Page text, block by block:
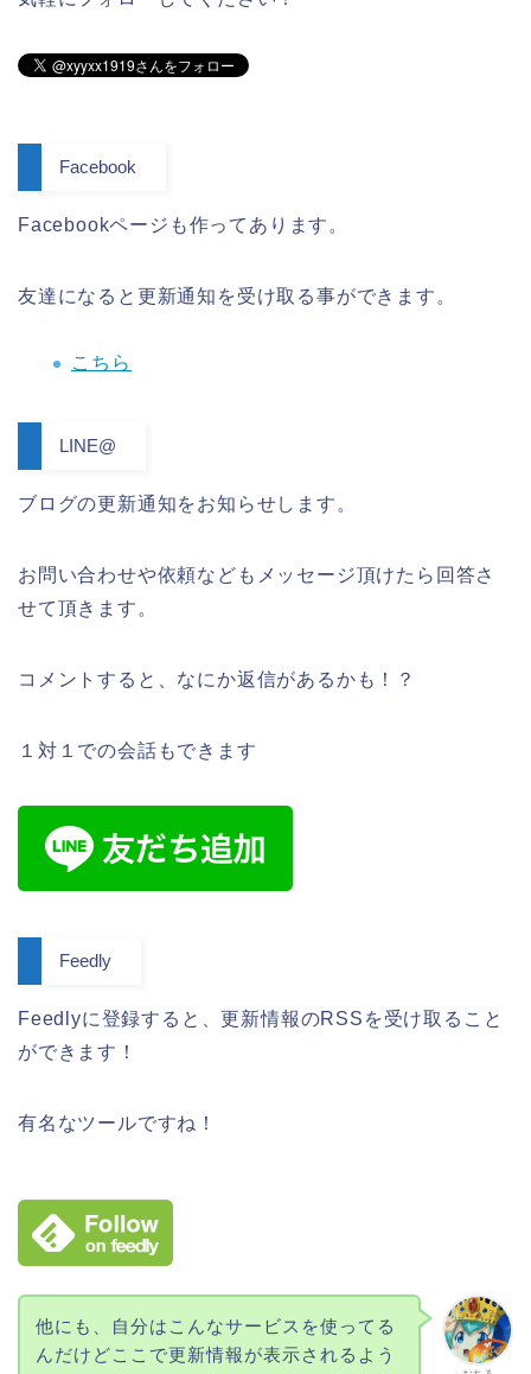
Facebook
Facebookページも作ってあります。
友達になると更新通知を受け取る事ができます。
こちら
LINE@
ブログの更新通知をお知らせします。
お問い合わせや依頼などもメッセージ頂けたら回答さ
せて頂きます。
コメントすると、なにか返信があるかも！？
１対１での会話もできます
Feedly
Feedlyに登録すると、更新情報のRSSを受け取ること
ができます！
有名なツールですね！
他にも、自分はこんなサービスを使ってる
んだけどここで更新情報が表示されるよう